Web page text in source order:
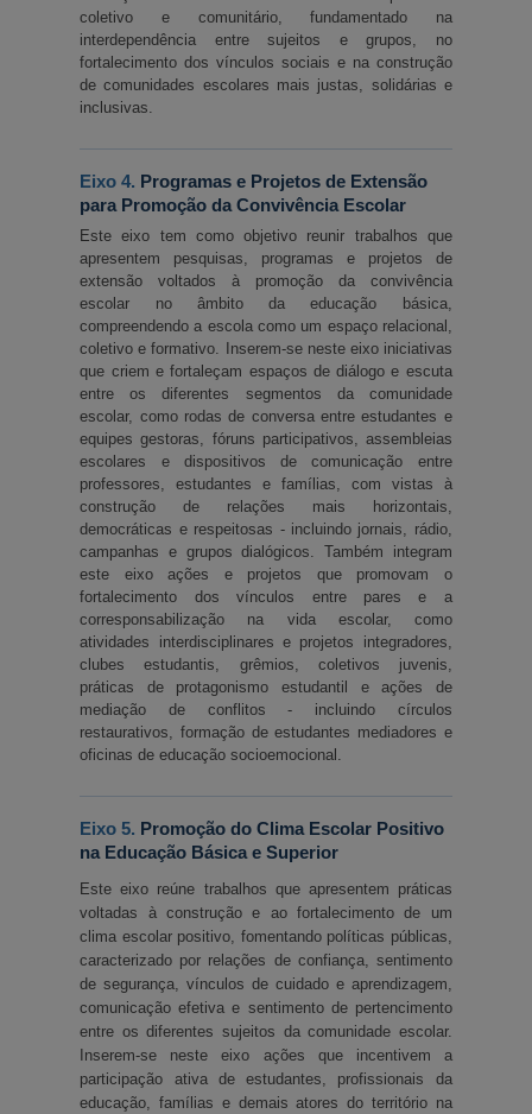
coletivo e comunitário, fundamentado na
interdependência entre sujeitos e grupos, no
fortalecimento dos vínculos sociais e na construção
de comunidades escolares mais justas, solidárias e
inclusivas.
Eixo 4. Programas e Projetos de Extensão
para Promoção da Convivência Escolar
Este eixo tem como objetivo reunir trabalhos que
apresentem pesquisas, programas e projetos de
extensão voltados à promoção da convivência
escolar no âmbito da educação básica,
compreendendo a escola como um espaço relacional,
coletivo e formativo. Inserem-se neste eixo iniciativas
que criem e fortaleçam espaços de diálogo e escuta
entre os diferentes segmentos da comunidade
escolar, como rodas de conversa entre estudantes e
equipes gestoras, fóruns participativos, assembleias
escolares e dispositivos de comunicação entre
professores, estudantes e famílias, com vistas à
construção de relações mais horizontais,
democráticas e respeitosas - incluindo jornais, rádio,
campanhas e grupos dialógicos. Também integram
este eixo ações e projetos que promovam o
fortalecimento dos vínculos entre pares e a
corresponsabilização na vida escolar, como
atividades interdisciplinares e projetos integradores,
clubes estudantis, grêmios, coletivos juvenis,
práticas de protagonismo estudantil e ações de
mediação de conflitos - incluindo círculos
restaurativos, formação de estudantes mediadores e
oficinas de educação socioemocional.
Eixo 5. Promoção do Clima Escolar Positivo
na Educação Básica e Superior
Este eixo reúne trabalhos que apresentem práticas
voltadas à construção e ao fortalecimento de um
clima escolar positivo, fomentando políticas públicas,
caracterizado por relações de confiança, sentimento
de segurança, vínculos de cuidado e aprendizagem,
comunicação efetiva e sentimento de pertencimento
entre os diferentes sujeitos da comunidade escolar.
Inserem-se neste eixo ações que incentivem a
participação ativa de estudantes, profissionais da
educação, famílias e demais atores do território na